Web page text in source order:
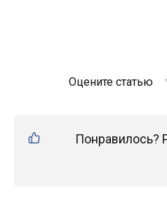
Оцените статью
Понравилось?